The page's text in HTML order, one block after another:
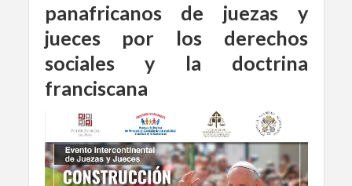
panafricanos de juezas y
jueces por los derechos
sociales y la doctrina
franciscana